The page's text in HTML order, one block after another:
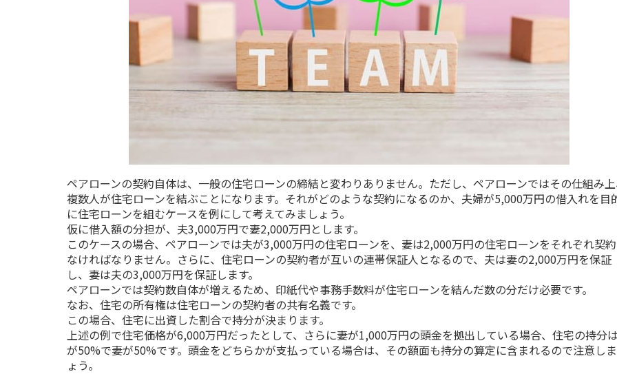
ペアローンの契約自体は、一般の住宅ローンの締結と変わりありません。ただし、ペアローンではその仕組み
複数人が住宅ローンを結ぶことになります。それがどのような契約になるのか、夫婦が5,000万円の借入れを目
に住宅ローンを組むケースを例にして考えてみましょう。
仮に借入額の分担が、夫3,000万円で妻2,000万円とします。
このケースの場合、ペアローンでは夫が3,000万円の住宅ローンを、妻は2,000万円の住宅ローンをそれぞれ契
なければなりません。さらに、住宅ローンの契約者が互いの連帯保証人となるので、夫は妻の2,000万円を保証
し、妻は夫の3,000万円を保証します。
ペアローンでは契約数自体が増えるため、印紙代や事務手数料が住宅ローンを結んだ数の分だけ必要です。
なお、住宅の所有権は住宅ローンの契約者の共有名義です。
この場合、住宅に出資した割合で持分が決まります。
上述の例で住宅価格が6,000万円だったとして、さらに妻が1,000万円の頭金を拠出している場合、住宅の持分
が50%で妻が50%です。頭金をどちらかが支払っている場合は、その額面も持分の算定に含まれるので注意し
ょう。